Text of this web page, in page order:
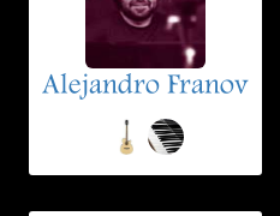
Alejandro Franov